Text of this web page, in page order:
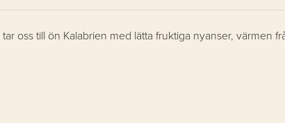
tar oss till ön Kalabrien med lätta fruktiga nyanser, värmen